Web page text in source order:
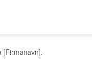
[Firmanavn].